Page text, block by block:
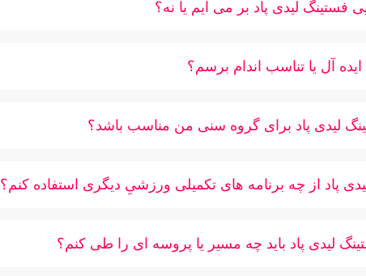
فستینگ لیدی پاد بر می آیم یا نه؟
آل یا تناسب اندام برسم؟
لیدی پاد برای گروه سنی من مناسب باشد؟
پاد از چه برنامه های تکمیلی ورزشیِ دیگری استفاده کنم؟
لیدی پاد باید چه مسیر یا پروسه ای را طی کنم؟